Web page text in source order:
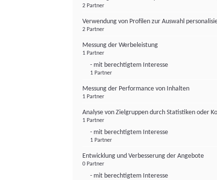
2 Partner
Verwendung von Profilen zur Auswahl
2 Partner
Messung der Werbeleistung
1 Partner
- mit berechtigtem Interesse
1 Partner
Messung der Performance von Inhalten
1 Partner
Analyse von Zielgruppen durch Statistiken oder
1 Partner
- mit berechtigtem Interesse
1 Partner
Entwicklung und Verbesserung der Angebote
0 Partner
- mit berechtigtem Interesse